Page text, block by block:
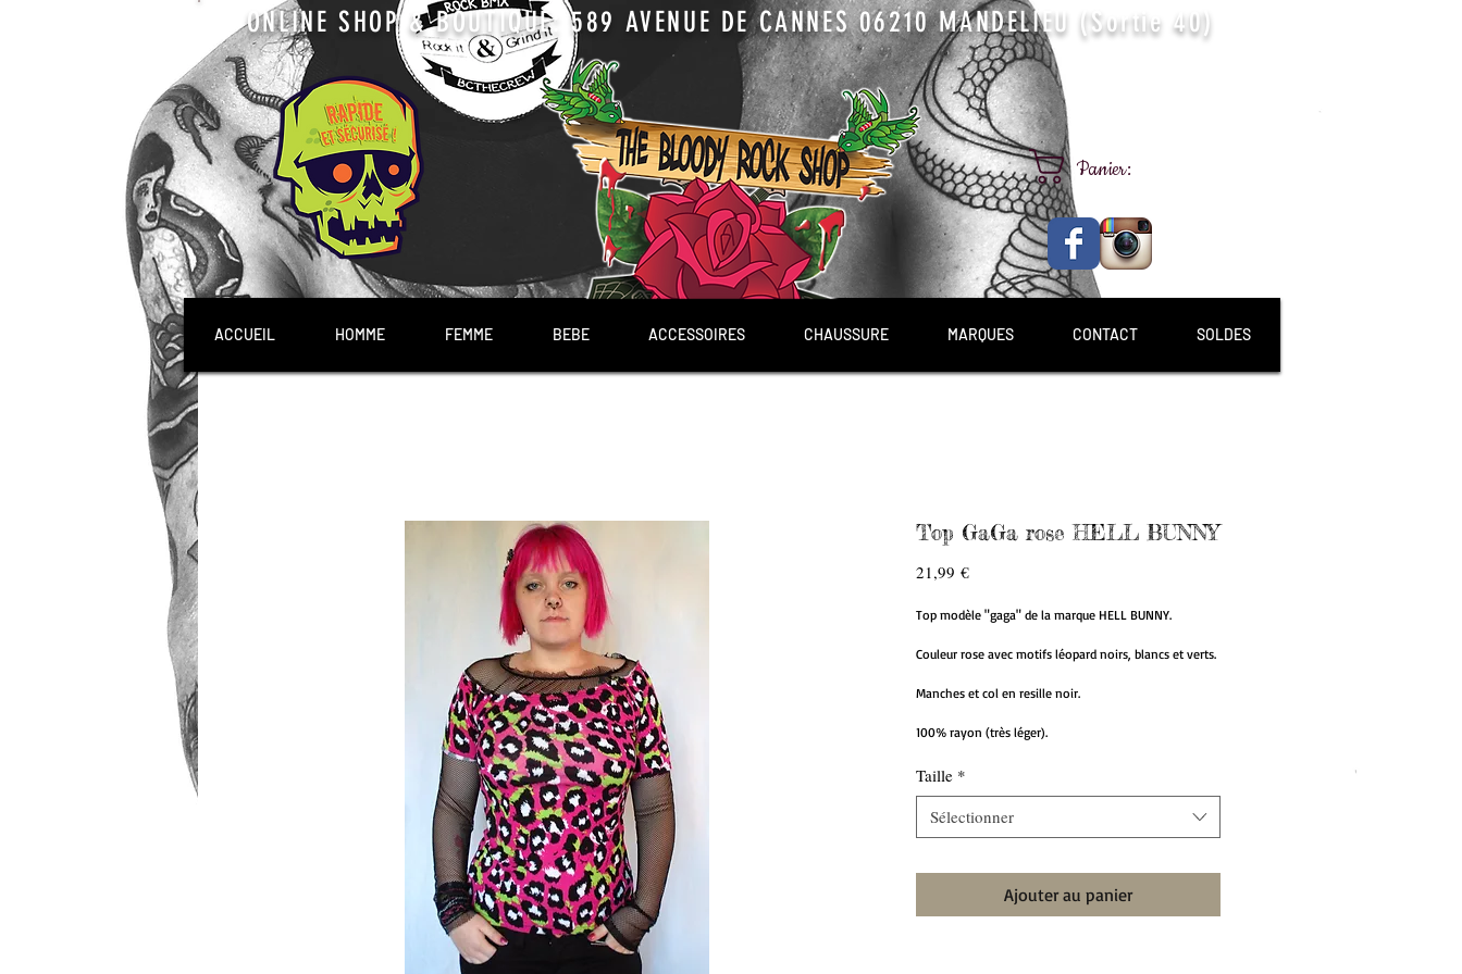
ONLINE SHOP & BOUTIQUE: 589 AVENUE DE CANNES 06210 MANDELIEU (Sortie 40)
Panier:
ACCUEIL HOMME FEMME BEBE ACCESSOIRES CHAUSSURE MARQUES CONTACT SOLDES
Top GaGa rose HELL BUNNY
21,99 €Prix
Top modèle "gaga" de la marque HELL BUNNY.
Couleur rose avec motifs léopard noirs, blancs et verts.
Manches et col en resille noir.
100% rayon (très léger).
Taille *
Sélectionner
Ajouter au panier